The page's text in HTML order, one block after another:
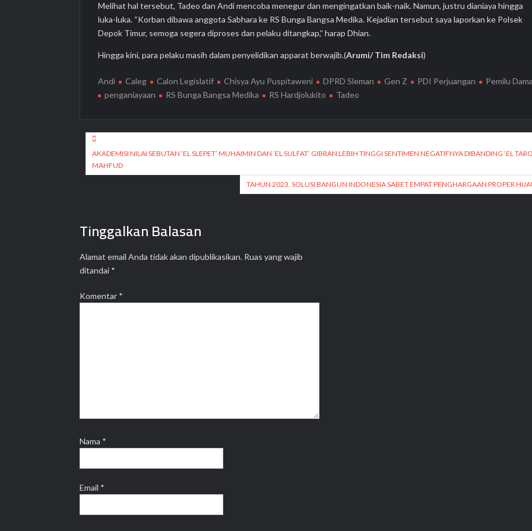
Melihat hal tersebut, Tadeo dan Andi mencoba menegur dan mengingatkan baik-naik. Namun, justru dianiaya hingga
luka-luka. “Korban dibawa anggota Sabhara ke RS Bunga Bangsa Medika. Kejadian tersebut saya laporkan ke Polsek
Depok Timur, semoga segera diproses dan pelaku ditangkap,” harap Dhian.
Hingga kini, para pelaku masih dalam penyelidikan apparat berwajib.(Arumi/ Tim Redaksi)
Andi Caleg Calon Legislatif Chisya Ayu Puspitaweni DPRD Sleman Gen Z PDI Perjuangan
Pemilu
penganiayaan
RS Bunga Bangsa Medika RS Hardjolukito Tadeo
Navigasi
pos
AKADEMISI NILAI SEBUTAN ‘EL SLEPET’ MUHAIMIN DAN ‘EL SULFAT’ GIBRAN LEBIH TINGGI SENTIMEN NEGATIFNYA DIBANDING ‘EL
MAHFUD
TAHUN 2023, SOLUSI BANGUN INDONESIA SABET EMPAT PENGHARGAAN PROPER
Tinggalkan Balasan
Alamat email Anda tidak akan dipublikasikan. Ruas yang wajib
ditandai *
Komentar *
Nama *
Email *